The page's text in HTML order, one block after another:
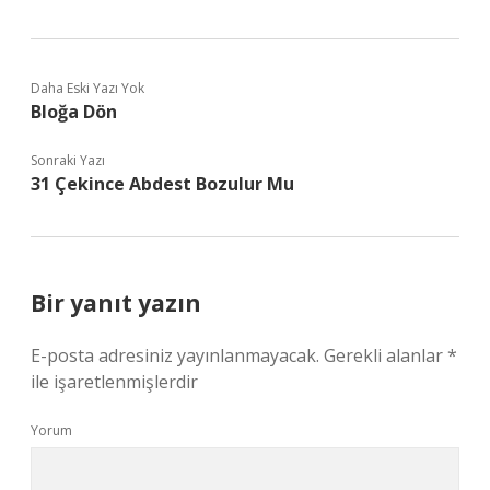
Daha Eski Yazı Yok
Bloğa Dön
Sonraki Yazı
31 Çekince Abdest Bozulur Mu
Bir yanıt yazın
E-posta adresiniz yayınlanmayacak. Gerekli alanlar*
ile işaretlenmişlerdir
Yorum